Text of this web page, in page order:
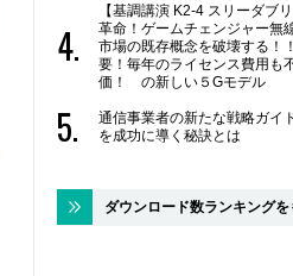
【基調講演 K2-4 スリーダブ
革命！ゲームチェンジャー無
市場の既存概念を破壊する！
要！毎年のライセンス費用も
価！ の新しい５Gモデル
通信事業者の新たな戦略ガ
を成功に導く秘訣とは
ダウンロード数ランキングを